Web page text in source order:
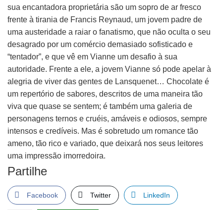
sua encantadora proprietária são um sopro de ar fresco
frente à tirania de Francis Reynaud, um jovem padre de
uma austeridade a raiar o fanatismo, que não oculta o seu
desagrado por um comércio demasiado sofisticado e
“tentador”, e que vê em Vianne um desafio à sua
autoridade. Frente a ele, a jovem Vianne só pode apelar à
alegria de viver das gentes de Lansquenet… Chocolate é
um repertório de sabores, descritos de uma maneira tão
viva que quase se sentem; é também uma galeria de
personagens ternos e cruéis, amáveis e odiosos, sempre
intensos e credíveis. Mas é sobretudo um romance tão
ameno, tão rico e variado, que deixará nos seus leitores
uma impressão imorredoira.
Partilhe
Facebook Twitter LinkedIn